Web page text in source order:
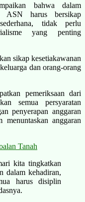
bahwa dalam
ASN harus bersikap
tidak perlu
yang penting
sikap kesetiakawanan
dan orang-orang
pemeriksaan dari
semua persyaratan
penyerapan anggaran
anggaran
Tanah
kita tingkatkan
dalam kehadiran,
harus disiplin